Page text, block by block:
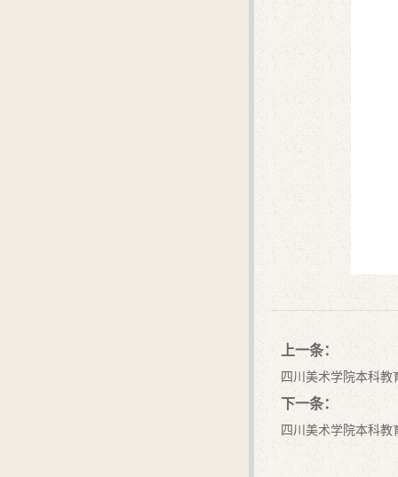
上一条：
四川美术学院本科
下一条：
四川美术学院本科